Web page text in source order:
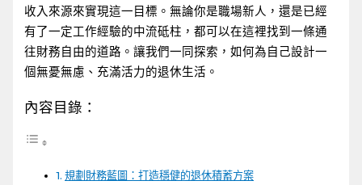
收入來源來實現這一目標。無論你是職場新人，還是已經
有了一定工作經驗的中流砥柱，都可以在這裡找到一條通
往財務自由的道路。讓我們一同探索，如何為自己設計一
個無憂無慮、充滿活力的退休生活。
內容目錄：
規劃財務藍圖：打造穩健的退休積蓄方案